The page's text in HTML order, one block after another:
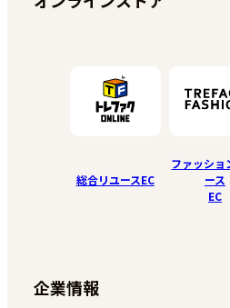
総合リユースEC
ファッショ
ース
EC
企業情報